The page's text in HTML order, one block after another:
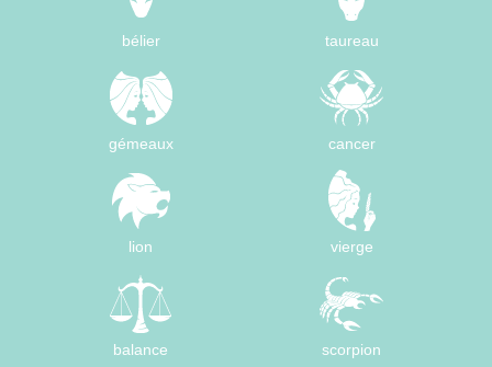
bélier taureau
gémeaux cancer
lion vierge
balance scorpion